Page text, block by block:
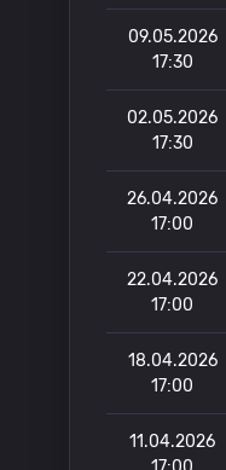
09.05.2026
17:30
02.05.2026
17:30
26.04.2026
17:00
22.04.2026
17:00
18.04.2026
17:00
11.04.2026